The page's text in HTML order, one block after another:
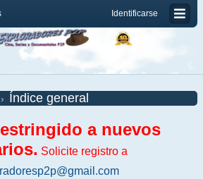
Identificarse
Índice general
a nuevos
Solicite registro a